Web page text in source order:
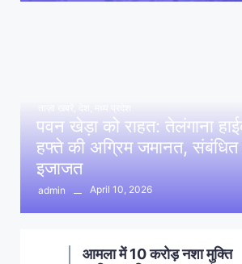
पवन खेड़ा को राहत: तेलंगाना
हफ्ते की अग्रिम जमानत, संबंधित
इजाजत
admin April 10, 2026
आमला में 10 करोड़ नशा मुक्ति